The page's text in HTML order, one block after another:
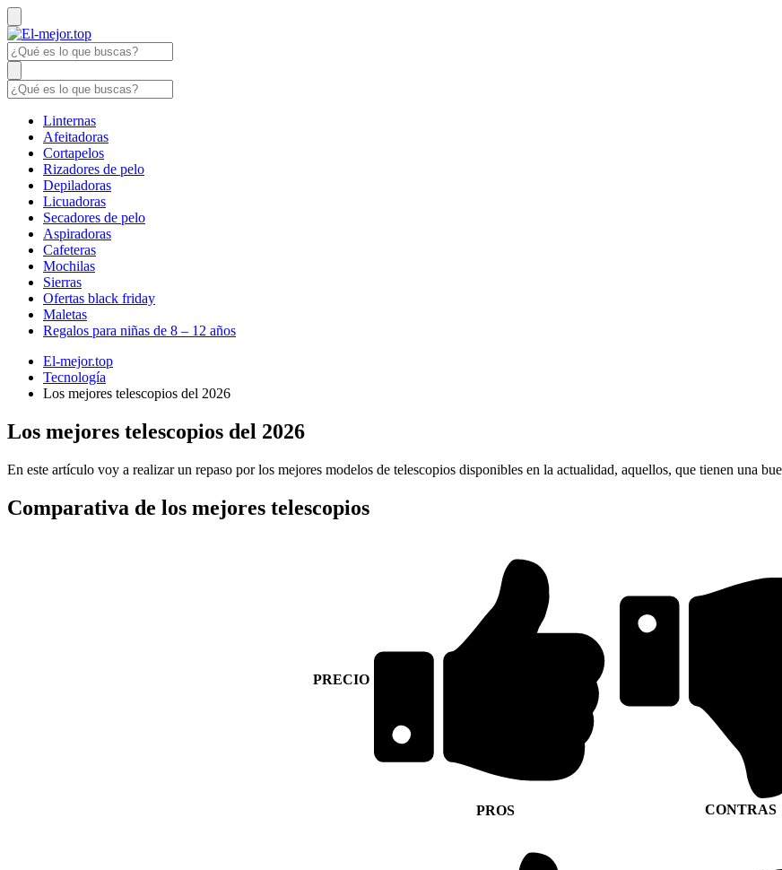
Linternas
Afeitadoras
Cortapelos
Rizadores de pelo
Depiladoras
Licuadoras
Secadores de pelo
Aspiradoras
Cafeteras
Mochilas
Sierras
Ofertas black friday
Maletas
Regalos para niñas de 8 – 12 años
El-mejor.top
Tecnología
Los mejores telescopios del 2026
Los mejores telescopios del 2026
En este artículo voy a realizar un repaso por los mejores modelos de telescopios disponibles en la actualidad, aquellos, que tienen una
Comparativa de los mejores telescopios
PRECIO
PROS CONTRAS